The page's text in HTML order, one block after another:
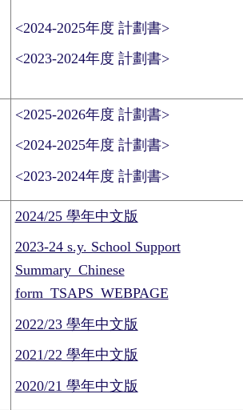
<2024-2025年度 計劃書>
<2023-2024年度 計劃書>
<2025-2026年度 計劃書>
<2024-2025年度 計劃書>
<2023-2024年度 計劃書>
2024/25 學年中文版
2023-24 s.y. School Support
Summary_Chinese
form_TSAPS_WEBPAGE
2022/23 學年中文版
2021/22 學年中文版
2020/21 學年中文版